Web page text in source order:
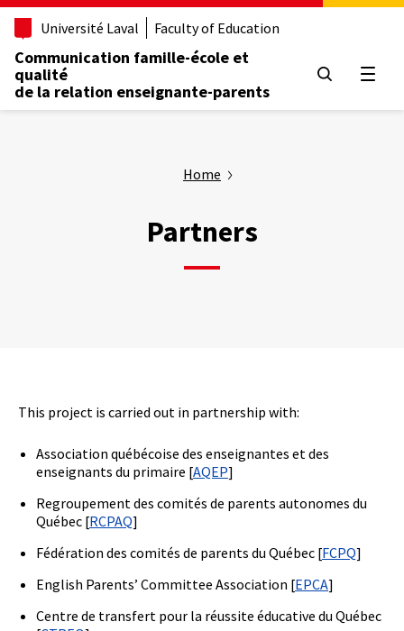
Aller
contenu
principal
Université Laval Faculty of Education
Communication famille-école et
qualité
de la relation enseignante-parents
Open
Home
Partners
This project is carried out in partnership with:
Association québécoise des enseignantes et des
enseignants du primaire [AQEP]
Regroupement des comités de parents autonomes du
Québec [RCPAQ]
Fédération des comités de parents du Québec [FCPQ]
English Parents’ Committee Association [EPCA]
Centre de transfert pour la réussite éducative du Québec